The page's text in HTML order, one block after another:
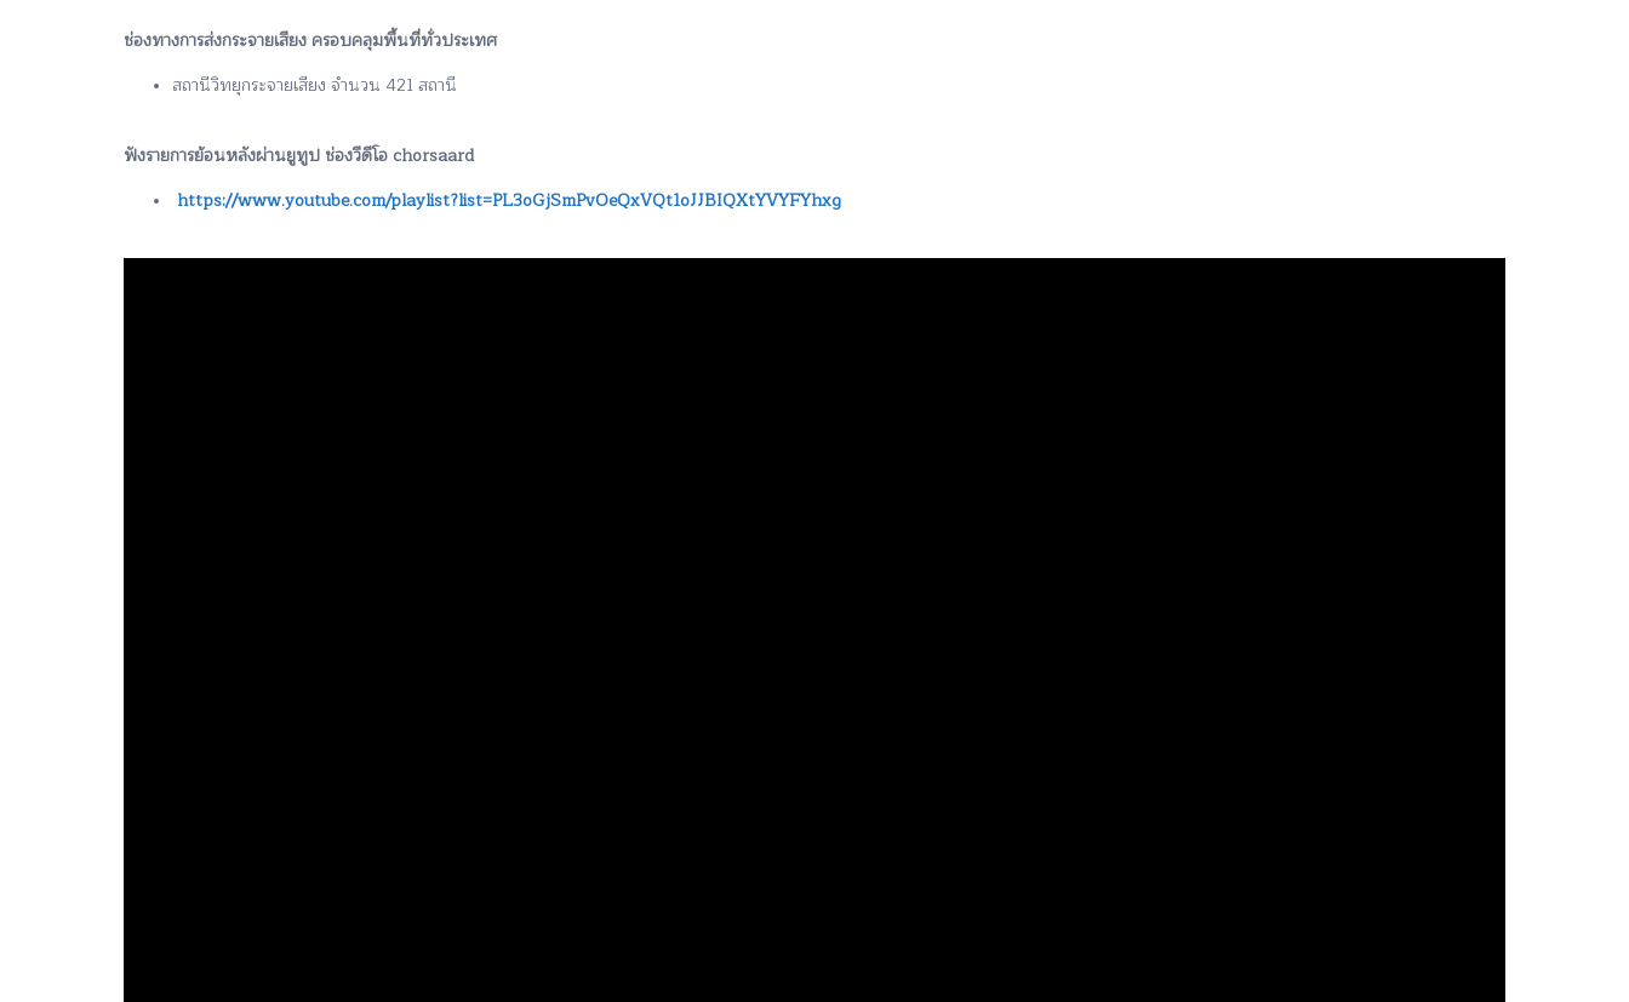
ช่องทางการส่งกระจายเสียง ครอบคลุมพื้นที่ทั่วประเทศ
สถานีวิทยุกระจายเสียง จำนวน 421 สถานี
ฟังรายการย้อนหลังผ่านยูทูป ช่องวีดีโอ chorsaard
https://www.youtube.com/playlist?list=PL3oGjSmPvOeQxVQt1oJJBIQXtYVYFYhxg